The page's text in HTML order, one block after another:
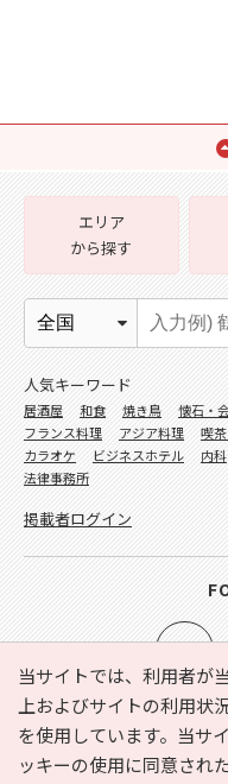
当サイトでは、利用者が
上およびサイトの利用状
を使用しています。当サ
ッキーの使用に同意され
e-NAVITA（イーナビタ）
利用規約
個人情報
エリア
から探す
人気キーワード
居酒屋 和食 焼き鳥 懐石・
フランス料理
アジア料理 喫
カラオケ
ビジネスホテル 内科
法律事務所
掲載者ログイン